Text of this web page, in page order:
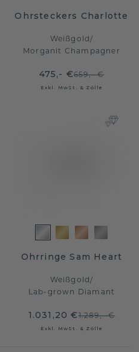
Ohrsteckers Charlotte
Weißgold/
Morganit Champagner
475,- €659,- €
Exkl. MwSt. & Zölle
Ohrringe Sam Heart
Weißgold/
Lab-grown Diamant
1.031,20 €1.289,- €
Exkl. MwSt. & Zölle